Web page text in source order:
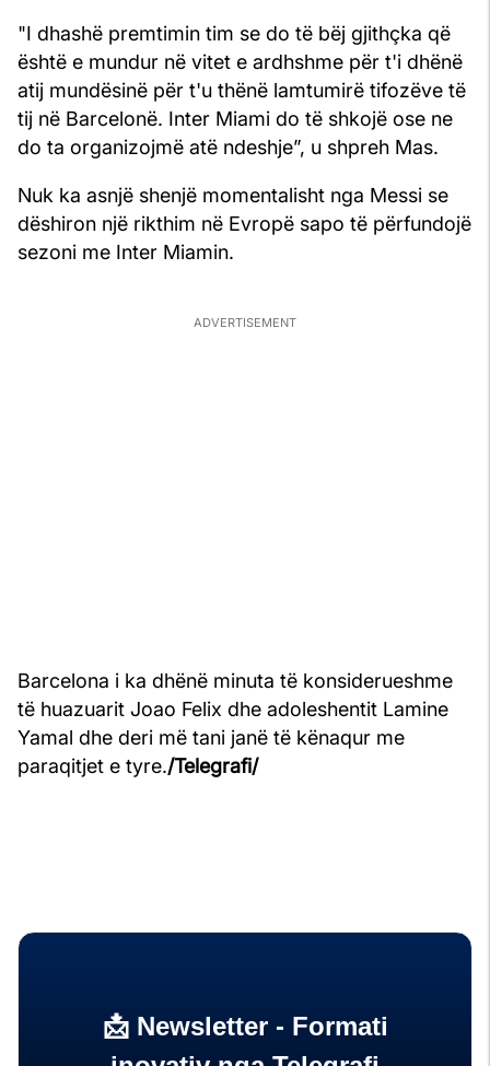
"I dhashë premtimin tim se do të bëj gjithçka që
është e mundur në vitet e ardhshme për t'i dhënë
atij mundësinë për t'u thënë lamtumirë tifozëve të
tij në Barcelonë. Inter Miami do të shkojë ose ne
do ta organizojmë atë ndeshje”, u shpreh Mas.
Nuk ka asnjë shenjë momentalisht nga Messi se
dëshiron një rikthim në Evropë sapo të përfundojë
sezoni me Inter Miamin.
Barcelona i ka dhënë minuta të konsiderueshme
të huazuarit Joao Felix dhe adoleshentit Lamine
Yamal dhe deri më tani janë të kënaqur me
paraqitjet e tyre./Telegrafi/